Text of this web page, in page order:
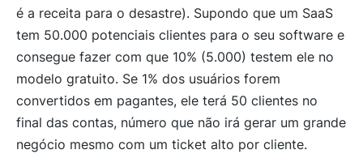
é a receita para o desastre). Supondo que um SaaS
tem 50.000 potenciais clientes para o seu software e
consegue fazer com que 10% (5.000) testem ele no
modelo gratuito. Se 1% dos usuários forem
convertidos em pagantes, ele terá 50 clientes no
final das contas, número que não irá gerar um grande
negócio mesmo com um ticket alto por cliente.